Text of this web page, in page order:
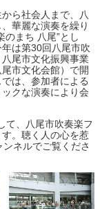
ら社会人まで、八
華麗な演奏を繰り
のまち 八尾”とし
は第30回八尾市吹
尾市文化振興事業
市文化会館）で開
は、参加者による
クな演奏により会
て、八尾市吹奏楽フ
。聴く人の心を惹
ネルでご覧くださ